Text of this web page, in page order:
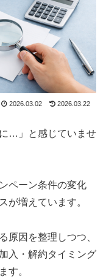
2026.03.02 2026.03.22
…」と感じていませ
ペーン条件の変化
が増えています。
原因を整理しつつ、
入・解約タイミング
す。